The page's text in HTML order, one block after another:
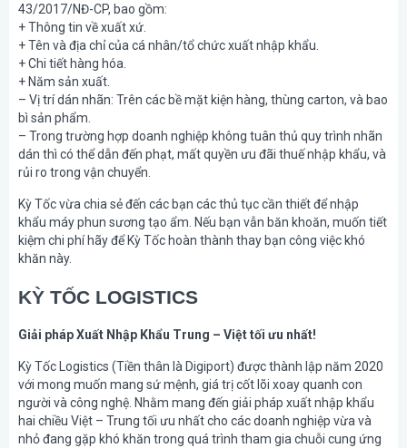
43/2017/NĐ-CP, bao gồm:
+ Thông tin về xuất xứ.
+ Tên và địa chỉ của cá nhân/tổ chức xuất nhập khẩu.
+ Chi tiết hàng hóa.
+ Năm sản xuất.
– Vị trí dán nhãn: Trên các bề mặt kiện hàng, thùng carton, và bao
bì sản phẩm.
– Trong trường hợp doanh nghiệp không tuân thủ quy trình nhãn
dán thì có thể dẫn đến phạt, mất quyền ưu đãi thuế nhập khẩu, và
rủi ro trong vận chuyển.
Kỳ Tốc vừa chia sẻ đến các bạn các thủ tục cần thiết để nhập
khẩu máy phun sương tạo ẩm. Nếu bạn vẫn băn khoăn, muốn tiết
kiệm chi phí hãy để Kỳ Tốc hoàn thành thay bạn công việc khó
khăn này.
KỲ TỐC LOGISTICS
Giải pháp Xuất Nhập Khẩu Trung – Việt tối ưu nhất!
Kỳ Tốc Logistics (Tiền thân là Digiport) được thành lập năm 2020
với mong muốn mang sứ mệnh, giá trị cốt lõi xoay quanh con
người và công nghệ. Nhằm mang đến giải pháp xuất nhập khẩu
hai chiều Việt – Trung tối ưu nhất cho các doanh nghiệp vừa và
nhỏ đang gặp khó khăn trong quá trình tham gia chuỗi cung ứng